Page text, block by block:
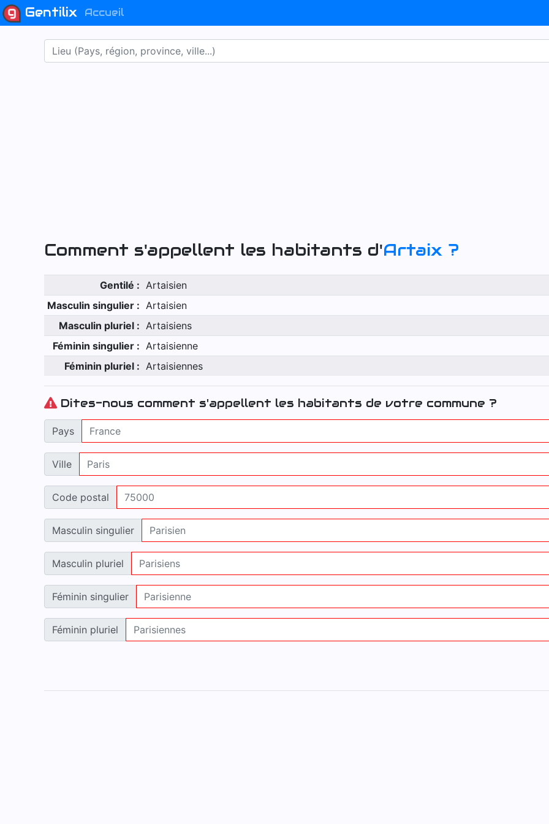
Gentilix Accueil
Comment s'appellent les habitants d'Artaix ?
Gentilé : Artaisien
Masculin singulier : Artaisien
Masculin pluriel : Artaisiens
Féminin singulier : Artaisienne
Féminin pluriel : Artaisiennes
Dites-nous comment s'appellent les habitants de votre commune ?
Pays
Ville
Code postal
Masculin singulier
Masculin pluriel
Féminin singulier
Féminin pluriel